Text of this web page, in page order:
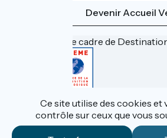
Devenir Accueil
Financé dans le cadre de
Espace Presse
Espace Pro
Mentions légales
Ce site utilise des cookies et
contrôle sur ceux que vous